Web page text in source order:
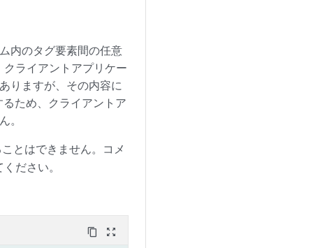
内のタグ要素間の任意
ライアントアプリケー
りますが、その内容に
ため、クライアントア
。
とはできません。コメ
ださい。
content_copy zoom_out_map